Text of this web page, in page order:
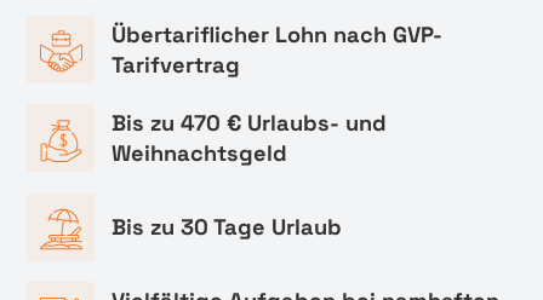
Übertariflicher Lohn nach GVP-
Tarifvertrag
Bis zu 470 € Urlaubs- und
Weihnachtsgeld
Bis zu 30 Tage Urlaub